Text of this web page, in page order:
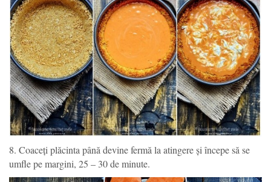
8. Coaceți plăcinta până devine fermă la atingere și începe să se
umfle pe margini, 25 – 30 de minute.